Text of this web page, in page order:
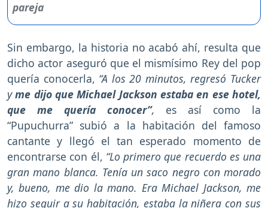
Sin embargo, la historia no acabó ahí, resulta que
dicho actor aseguró que el mismísimo Rey del pop
quería conocerla, “A los 20 minutos, regresó Tucker
yme dijo que Michael Jackson estaba en ese hotel,
que me quería conocer”, es así como la
“Pupuchurra” subió a la habitación del famoso
cantante y llegó el tan esperado momento de
encontrarse con él, “Lo primero que recuerdo es una
gran mano blanca. Tenía un saco negro con morado
y, bueno, me dio la mano. Era Michael Jackson, me
hizo seguir a su habitación, estaba la niñera con sus